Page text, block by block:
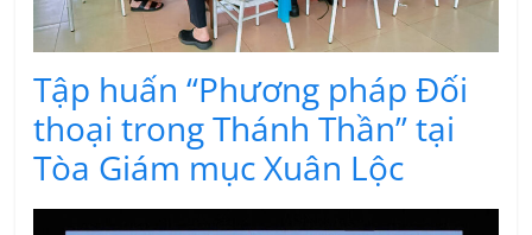
Tập huấn “Phương pháp Đối
thoại trong Thánh Thần” tại
Tòa Giám mục Xuân Lộc